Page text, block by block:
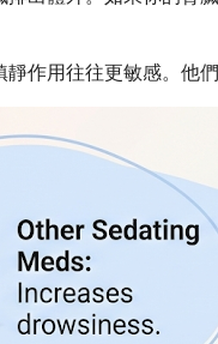
作用往往更敏感。他